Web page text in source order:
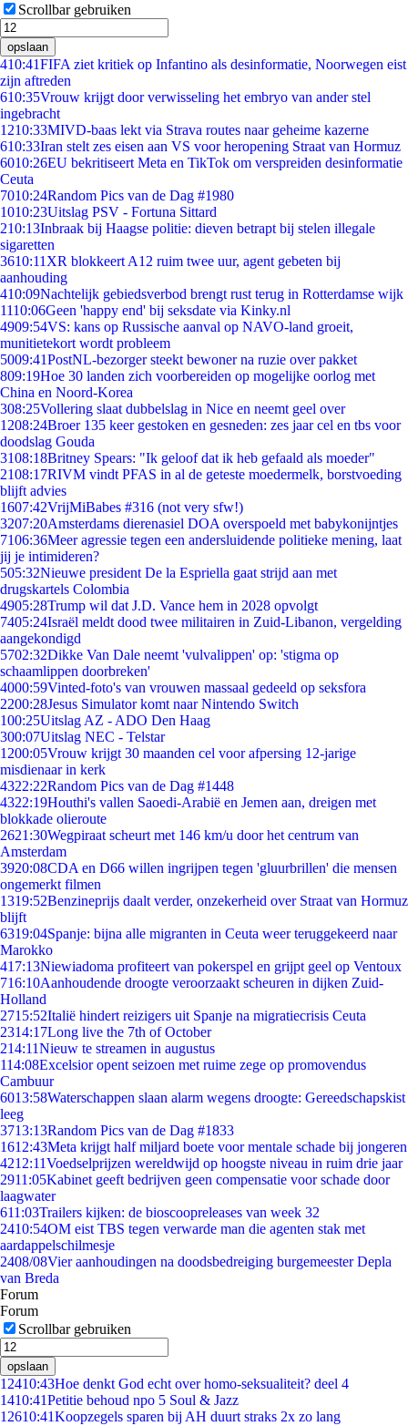
Scrollbar gebruiken
opslaan
410:41FIFA ziet kritiek op Infantino als desinformatie, Noorwegen eist
zijn aftreden
610:35Vrouw krijgt door verwisseling het embryo van ander stel
ingebracht
1210:33MIVD-baas lekt via Strava routes naar geheime kazerne
610:33Iran stelt zes eisen aan VS voor heropening Straat van Hormuz
6010:26EU bekritiseert Meta en TikTok om verspreiden desinformatie
Ceuta
7010:24Random Pics van de Dag #1980
1010:23Uitslag PSV - Fortuna Sittard
210:13Inbraak bij Haagse politie: dieven betrapt bij stelen illegale
sigaretten
3610:11 XR blokkeert A12 ruim twee uur, agent gebeten bij
aanhouding
410:09Nachtelijk gebiedsverbod brengt rust terug in Rotterdamse wijk
1110:06Geen 'happy end' bij seksdate via Kinky.nl
4909:54VS: kans op Russische aanval op NAVO-land groeit,
munitietekort wordt probleem
5009:41PostNL-bezorger steekt bewoner na ruzie over pakket
809:19Hoe 30 landen zich voorbereiden op mogelijke oorlog met
China en Noord-Korea
308:25Vollering slaat dubbelslag in Nice en neemt geel over
1208:24Broer 135 keer gestoken en gesneden: zes jaar cel en tbs voor
doodslag Gouda
3108:18Britney Spears: "Ik geloof dat ik heb gefaald als moeder"
2108:17RIVM vindt PFAS in al de geteste moedermelk, borstvoeding
blijft advies
1607:42VrijMiBabes #316 (not very sfw!)
3207:20Amsterdams dierenasiel DOA overspoeld met babykonijntjes
7106:36Meer agressie tegen een andersluidende politieke mening, laat
jij je intimideren?
505:32Nieuwe president De la Espriella gaat strijd aan met
drugskartels Colombia
4905:28Trump wil dat J.D. Vance hem in 2028 opvolgt
7405:24Israël meldt dood twee militairen in Zuid-Libanon, vergelding
aangekondigd
5702:32Dikke Van Dale neemt 'vulvalippen' op: 'stigma op
schaamlippen doorbreken'
4000:59Vinted-foto's van vrouwen massaal gedeeld op seksfora
2200:28Jesus Simulator komt naar Nintendo Switch
100:25Uitslag AZ - ADO Den Haag
300:07Uitslag NEC - Telstar
1200:05Vrouw krijgt 30 maanden cel voor afpersing 12-jarige
misdienaar in kerk
4322:22Random Pics van de Dag #1448
4322:19Houthi's vallen Saoedi-Arabië en Jemen aan, dreigen met
blokkade olieroute
2621:30Wegpiraat scheurt met 146 km/u door het centrum van
Amsterdam
3920:08CDA en D66 willen ingrijpen tegen 'gluurbrillen' die mensen
ongemerkt filmen
1319:52Benzineprijs daalt verder, onzekerheid over Straat van Hormuz
blijft
6319:04Spanje: bijna alle migranten in Ceuta weer teruggekeerd naar
Marokko
417:13Niewiadoma profiteert van pokerspel en grijpt geel op Ventoux
716:10Aanhoudende droogte veroorzaakt scheuren in dijken Zuid-
Holland
2715:52Italië hindert reizigers uit Spanje na migratiecrisis Ceuta
2314:17Long live the 7th of October
214:11Nieuw te streamen in augustus
114:08Excelsior opent seizoen met ruime zege op promovendus
Cambuur
6013:58Waterschappen slaan alarm wegens droogte: Gereedschapskist
leeg
3713:13Random Pics van de Dag #1833
1612:43Meta krijgt half miljard boete voor mentale schade bij jongeren
4212:11Voedselprijzen wereldwijd op hoogste niveau in ruim drie jaar
2911:05Kabinet geeft bedrijven geen compensatie voor schade door
laagwater
611:03Trailers kijken: de bioscoopreleases van week 32
2410:54OM eist TBS tegen verwarde man die agenten stak met
aardappelschilmesje
2408/08Vier aanhoudingen na doodsbedreiging burgemeester Depla
van Breda
Forum
Forum
Scrollbar gebruiken
opslaan
12410:43Hoe denkt God echt over homo-seksualiteit? deel 4
1410:41Petitie behoud npo 5 Soul & Jazz
12610:41Koopzegels sparen bij AH duurt straks 2x zo lang